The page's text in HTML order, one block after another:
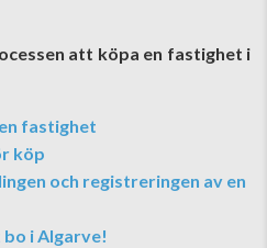
att köpa en fastighet i
fastighet
köp
och registreringen av en
i Algarve!